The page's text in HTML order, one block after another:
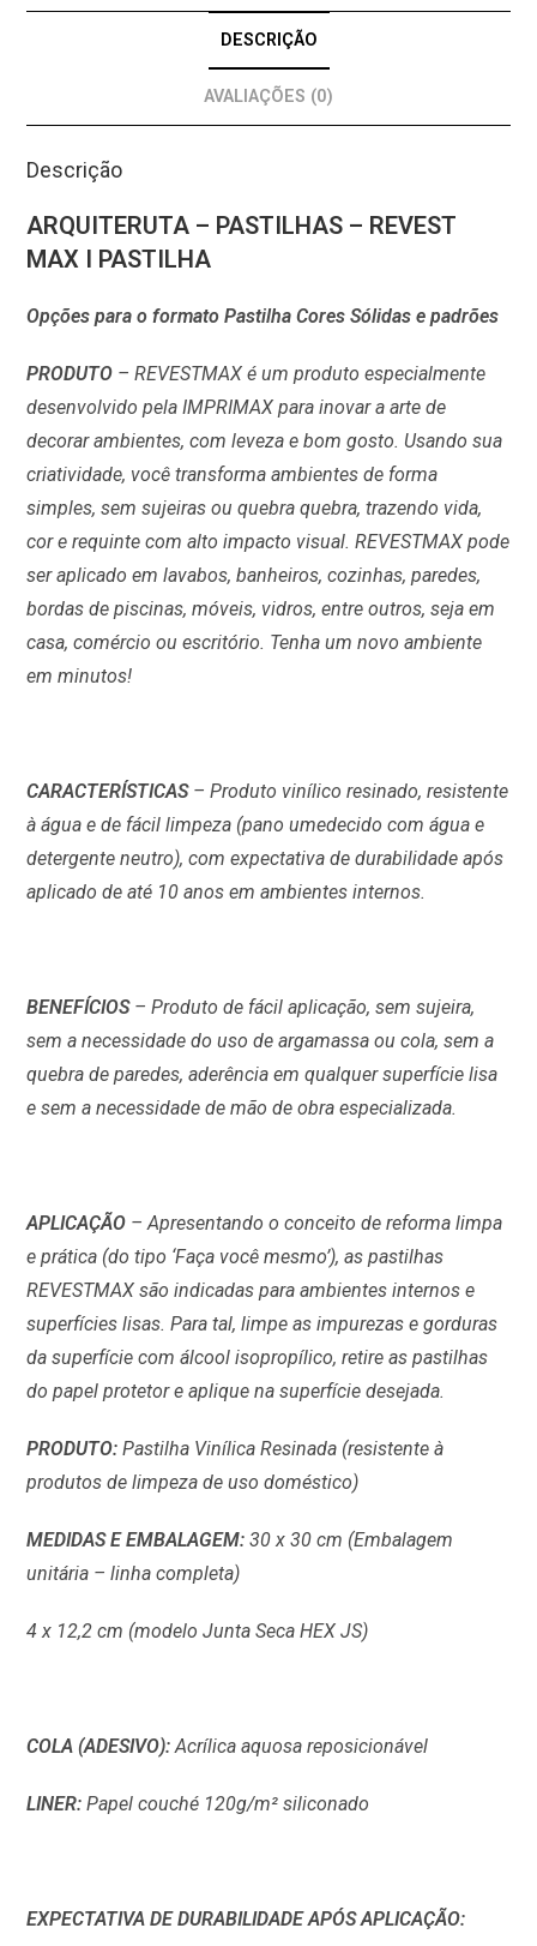
DESCRIÇÃO
AVALIAÇÕES (0)
Descrição
ARQUITERUTA – PASTILHAS – REVEST
MAX I PASTILHA
Opções para o formato Pastilha Cores Sólidas e padrões
PRODUTO – REVESTMAX é um produto especialmente
desenvolvido pela IMPRIMAX para inovar a arte de
decorar ambientes, com leveza e bom gosto. Usando sua
criatividade, você transforma ambientes de forma
simples, sem sujeiras ou quebra quebra, trazendo vida,
cor e requinte com alto impacto visual. REVESTMAX pode
ser aplicado em lavabos, banheiros, cozinhas, paredes,
bordas de piscinas, móveis, vidros, entre outros, seja em
casa, comércio ou escritório. Tenha um novo ambiente
em minutos!
CARACTERÍSTICAS– Produto vinílico resinado, resistente
à água e de fácil limpeza (pano umedecido com água e
detergente neutro), com expectativa de durabilidade após
aplicado de até 10 anos em ambientes internos.
BENEFÍCIOS – Produto de fácil aplicação, sem sujeira,
sem a necessidade do uso de argamassa ou cola, sem a
quebra de paredes, aderência em qualquer superfície lisa
e sem a necessidade de mão de obra especializada.
APLICAÇÃO – Apresentando o conceito de reforma limpa
e prática (do tipo ‘Faça você mesmo’), as pastilhas
REVESTMAX são indicadas para ambientes internos e
superfícies lisas. Para tal, limpe as impurezas e gorduras
da superfície com álcool isopropílico, retire as pastilhas
do papel protetor e aplique na superfície desejada.
PRODUTO: Pastilha Vinílica Resinada (resistente à
produtos de limpeza de uso doméstico)
MEDIDAS E EMBALAGEM:30 x 30 cm (Embalagem
unitária – linha completa)
4 x 12,2 cm (modelo Junta Seca HEX JS)
COLA (ADESIVO):Acrílica aquosa reposicionável
LINER:Papel couché 120g/m² siliconado
EXPECTATIVA DE DURABILIDADE APÓS APLICAÇÃO: